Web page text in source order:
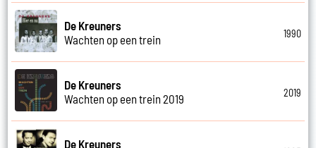
De Kreuners
Wachten op een trein
1990
De Kreuners
Wachten op een trein 2019
2019
De Kreuners